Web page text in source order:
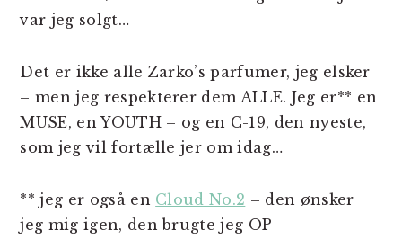
var jeg solgt…
Det er ikke alle Zarko’s parfumer, jeg elsker
– men jeg respekterer dem ALLE. Jeg er** en
MUSE, en YOUTH – og en C-19, den nyeste,
som jeg vil fortælle jer om idag…
** jeg er også en Cloud No.2 – den ønsker
jeg mig igen, den brugte jeg OP